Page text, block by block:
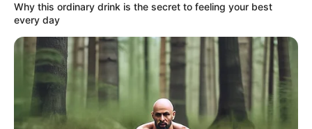
Why this ordinary drink is the secret to feeling your best
every day